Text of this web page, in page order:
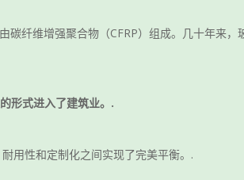
由碳纤维增强聚合物（CFRP）组成。几十年来
形式进入了建筑业。.
用性和定制化之间实现了完美平衡。.